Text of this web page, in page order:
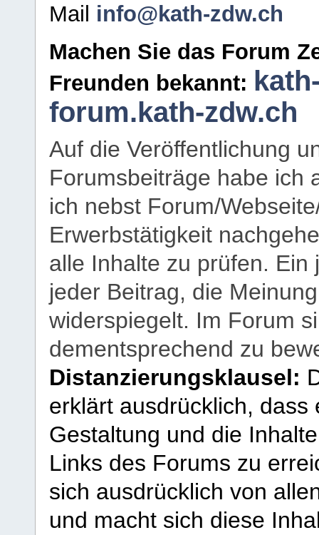
Mail info@kath-zdw.ch
Machen Sie das Forum
Freunden bekannt:
forum.kath-zdw.ch
Auf die Veröffentlichung
Forumsbeiträge habe ich
ich nebst Forum/
Erwerbstätigkeit
alle Inhalte zu prüfen.
jeder Beitrag, die
widerspiegelt. Im Forum
dementsprechend zu
Distanzierungsklausel:
erklärt ausdrücklich,
Gestaltung und die
Links des Forums zu
sich ausdrücklich von
und macht sich diese